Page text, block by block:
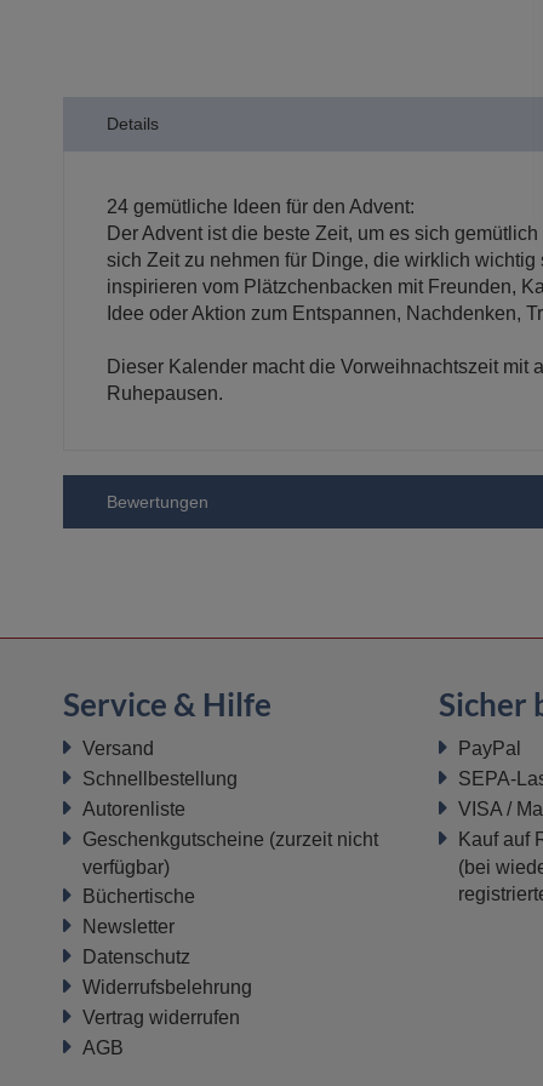
Details
24 gemütliche Ideen für den Advent:
Der Advent ist die beste Zeit, um es sich
sich Zeit zu nehmen für Dinge, die wirklich
inspirieren vom Plätzchenbacken mit Freunden,
Idee oder Aktion zum Entspannen, Nachdenken,
Dieser Kalender macht die Vorweihnachtszeit
Ruhepausen.
Bewertungen
Service & Hilfe
Versand
Schnellbestellung
Autorenliste
Geschenkgutscheine (zurzeit nicht
verfügbar)
Büchertische
Newsletter
Datenschutz
Widerrufsbelehrung
Vertrag widerrufen
AGB
Sicher
PayPal
SEPA-
VISA /
Kauf auf
(bei